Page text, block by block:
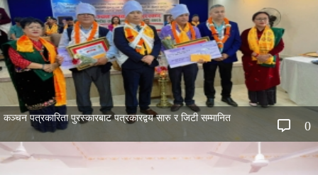
0
कञ्चन पत्रकारिता पुरस्कारबाट पत्रकारद्वय सारु र जिटी सम्मानित